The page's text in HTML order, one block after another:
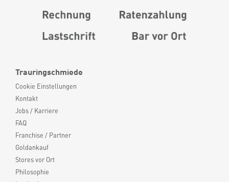
Trauringschmiede
Cookie Einstellungen
Kontakt
Jobs / Karriere
FAQ
Franchise / Partner
Goldankauf
Stores vor Ort
Philosophie